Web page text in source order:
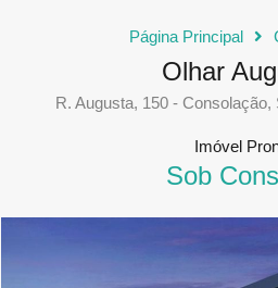
Página Principal
Olhar
R. Augusta, 150 - Consolação,
Imóvel
Sob